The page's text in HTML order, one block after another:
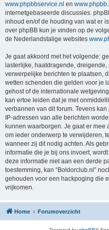
www.phpbbservice.nl en
internetgebaseerde discussies.
inhoud en/of de houding van wat er
over phpBB kun je vinden op de
de Nederlandstalige websites
Je gaat akkoord met het volgende:
lasterlijke, haatdragende,
verwerpelijke berichten te plaatsen,
wetten schenden die gelden voor je
gehost of de internationale
kan ertoe leiden dat je met
verbannen van dit forum. Tevens
IP-adressen van alle berichten
kunnen waarborgen. Je gaat er mee
om ieder onderwerp te verwijderen,
wanneer zij dit nodig achten. Als
informatie die je bij ons invoert,
deze informatie niet aan een derde
toestemming, kan “Boldorclub.nl”
gehouden voor een hackpoging die
vrijkomen.
Home Forumoverzicht